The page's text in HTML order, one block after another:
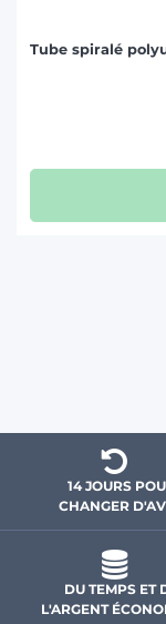
Tube spiralé
14 JOURS
CHANGER
DU TEMPS ET
L'ARGENT